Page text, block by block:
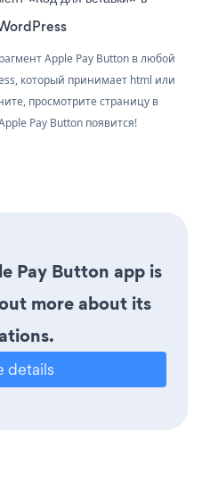
Apple Pay Button в любой
который принимает html или
просмотрите страницу в
Pay Button появится!
Pay Button app is
more about its
details